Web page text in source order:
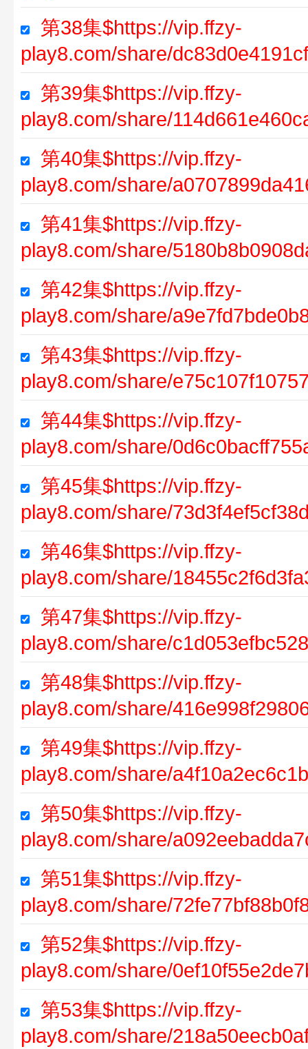
第38集$https://vip.ffzy-
play8.com/share/
第39集$https://vip.ffzy-
play8.com/share/
第40集$https://vip.ffzy-
play8.com/share/
第41集$https://vip.ffzy-
play8.com/share/
第42集$https://vip.ffzy-
play8.com/share/
第43集$https://vip.ffzy-
play8.com/share/
第44集$https://vip.ffzy-
play8.com/share/
第45集$https://vip.ffzy-
play8.com/share/
第46集$https://vip.ffzy-
play8.com/share/
第47集$https://vip.ffzy-
play8.com/share/
第48集$https://vip.ffzy-
play8.com/share/
第49集$https://vip.ffzy-
play8.com/share/
第50集$https://vip.ffzy-
play8.com/share/
第51集$https://vip.ffzy-
play8.com/share/
第52集$https://vip.ffzy-
play8.com/share/
第53集$https://vip.ffzy-
play8.com/share/